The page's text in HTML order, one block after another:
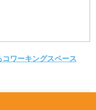
ワーキングスペース